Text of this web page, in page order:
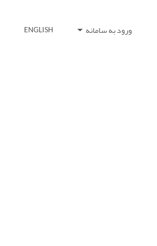
ورود به سامانه ENGLISH